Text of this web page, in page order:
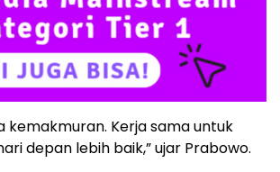
kemakmuran. Kerja sama untuk
depan lebih baik,” ujar Prabowo.